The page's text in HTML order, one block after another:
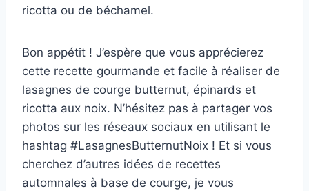
ricotta ou de béchamel.
Bon appétit ! J’espère que vous apprécierez
cette recette gourmande et facile à réaliser de
lasagnes de courge butternut, épinards et
ricotta aux noix. N’hésitez pas à partager vos
photos sur les réseaux sociaux en utilisant le
hashtag #LasagnesButternutNoix ! Et si vous
cherchez d’autres idées de recettes
automnales à base de courge, je vous